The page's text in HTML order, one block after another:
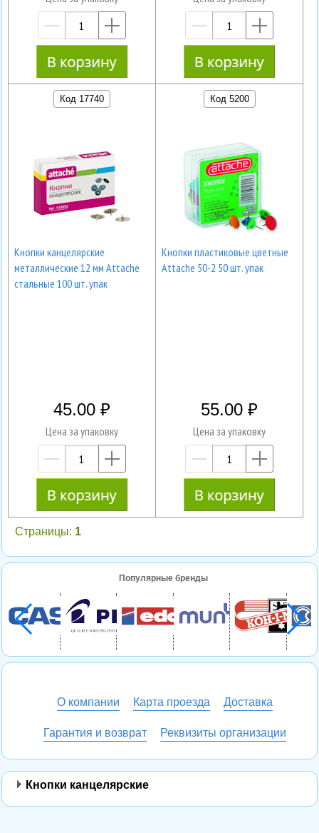
Кнопки канцелярские
— —
Код 17740
Кнопки канцелярские
металлические 12 мм Attache
стальные 100 шт. упак
45.00
Цена за упаковку
—
Код 5200
Кнопки пластиковые цветные
Attache 50-2 50 шт. упак
55.00
Цена за упаковку
—
Страницы: 1
Популярные бренды
О компании Карта проезда Доставка
Гарантия и возврат Реквизиты организации